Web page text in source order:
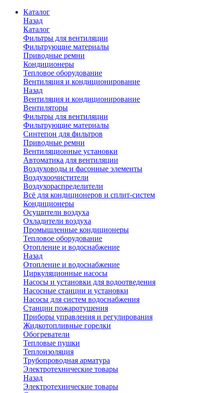
Каталог
Назад
Каталог
Фильтры для вентиляции
Фильтрующие материалы
Приводные ремни
Кондиционеры
Тепловое оборудование
Вентиляция и кондиционирование
Назад
Вентиляция и кондиционирование
Вентиляторы
Фильтры для вентиляции
Фильтрующие материалы
Синтепон для фильтров
Приводные ремни
Вентиляционные установки
Автоматика для вентиляции
Воздуховоды и фасонные элементы
Воздухоочистители
Воздухораспределители
Всё для кондиционеров и сплит-систем
Кондиционеры
Осушители воздуха
Охладители воздуха
Промышленные кондиционеры
Тепловое оборудование
Отопление и водоснабжение
Назад
Отопление и водоснабжение
Циркуляционные насосы
Насосы и установки для водоотведения
Насосные станции и установки
Насосы для систем водоснабжения
Станции пожаротушения
Приборы управления и регулирования
Жидкотопливные горелки
Обогреватели
Тепловые пушки
Теплоизоляция
Трубопроводная арматура
Электротехнические товары
Назад
Электротехнические товары